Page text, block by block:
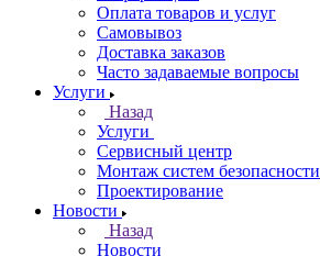
Оплата товаров и услуг
Самовывоз
Доставка заказов
Часто задаваемые вопросы
Услуги
Назад
Услуги
Сервисный центр
Монтаж систем безопасности
Проектирование
Новости
Назад
Новости